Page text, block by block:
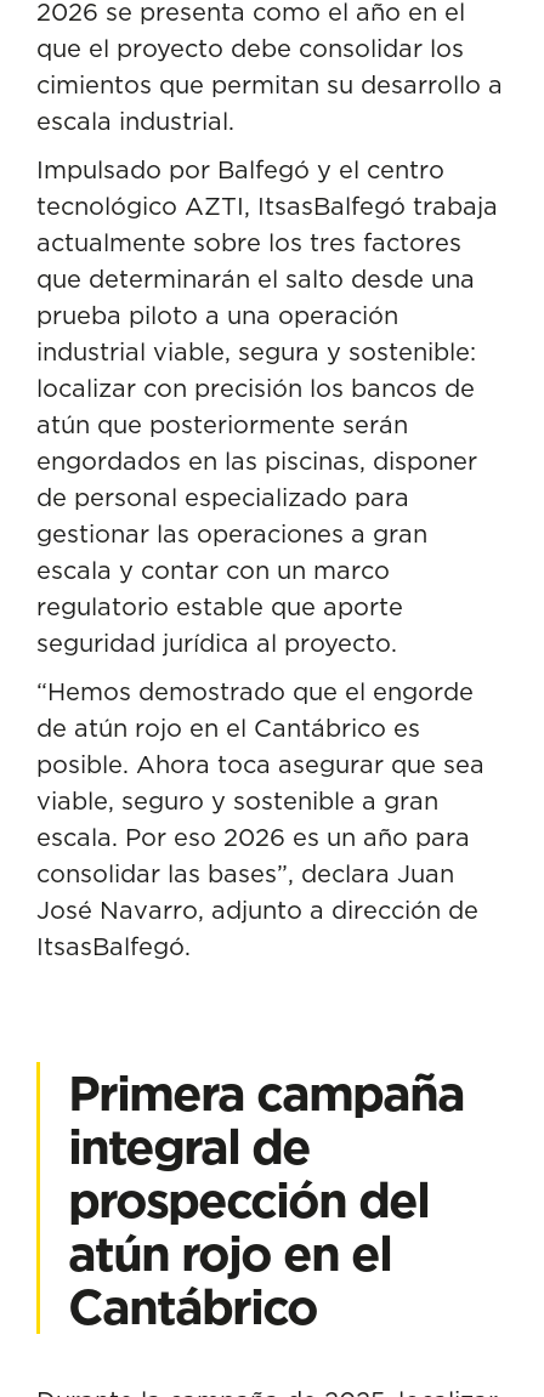
2026 se presenta como el año en el
que el proyecto debe consolidar los
cimientos que permitan su desarrollo a
escala industrial.
Impulsado por Balfegó y el centro
tecnológico AZTI, ItsasBalfegó trabaja
actualmente sobre los tres factores
que determinarán el salto desde una
prueba piloto a una operación
industrial viable, segura y sostenible:
localizar con precisión los bancos de
atún que posteriormente serán
engordados en las piscinas, disponer
de personal especializado para
gestionar las operaciones a gran
escala y contar con un marco
regulatorio estable que aporte
seguridad jurídica al proyecto.
“Hemos demostrado que el engorde
de atún rojo en el Cantábrico es
posible. Ahora toca asegurar que sea
viable, seguro y sostenible a gran
escala. Por eso 2026 es un año para
consolidar las bases”, declara Juan
José Navarro, adjunto a dirección de
ItsasBalfegó.
Primera campaña
integral de
prospección del
atún rojo en el
Cantábrico